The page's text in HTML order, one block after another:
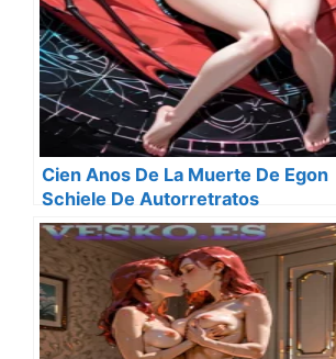
Cien Anos De La Muerte De Egon
Schiele De Autorretratos
Degenerados Y La Angustia De La
Carne